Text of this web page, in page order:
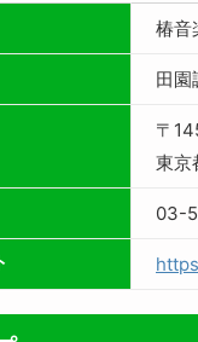
椿音
田園
〒
東京
03-